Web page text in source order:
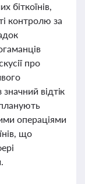
біткоїнів,
контролю за
про
відтік
операціями
що